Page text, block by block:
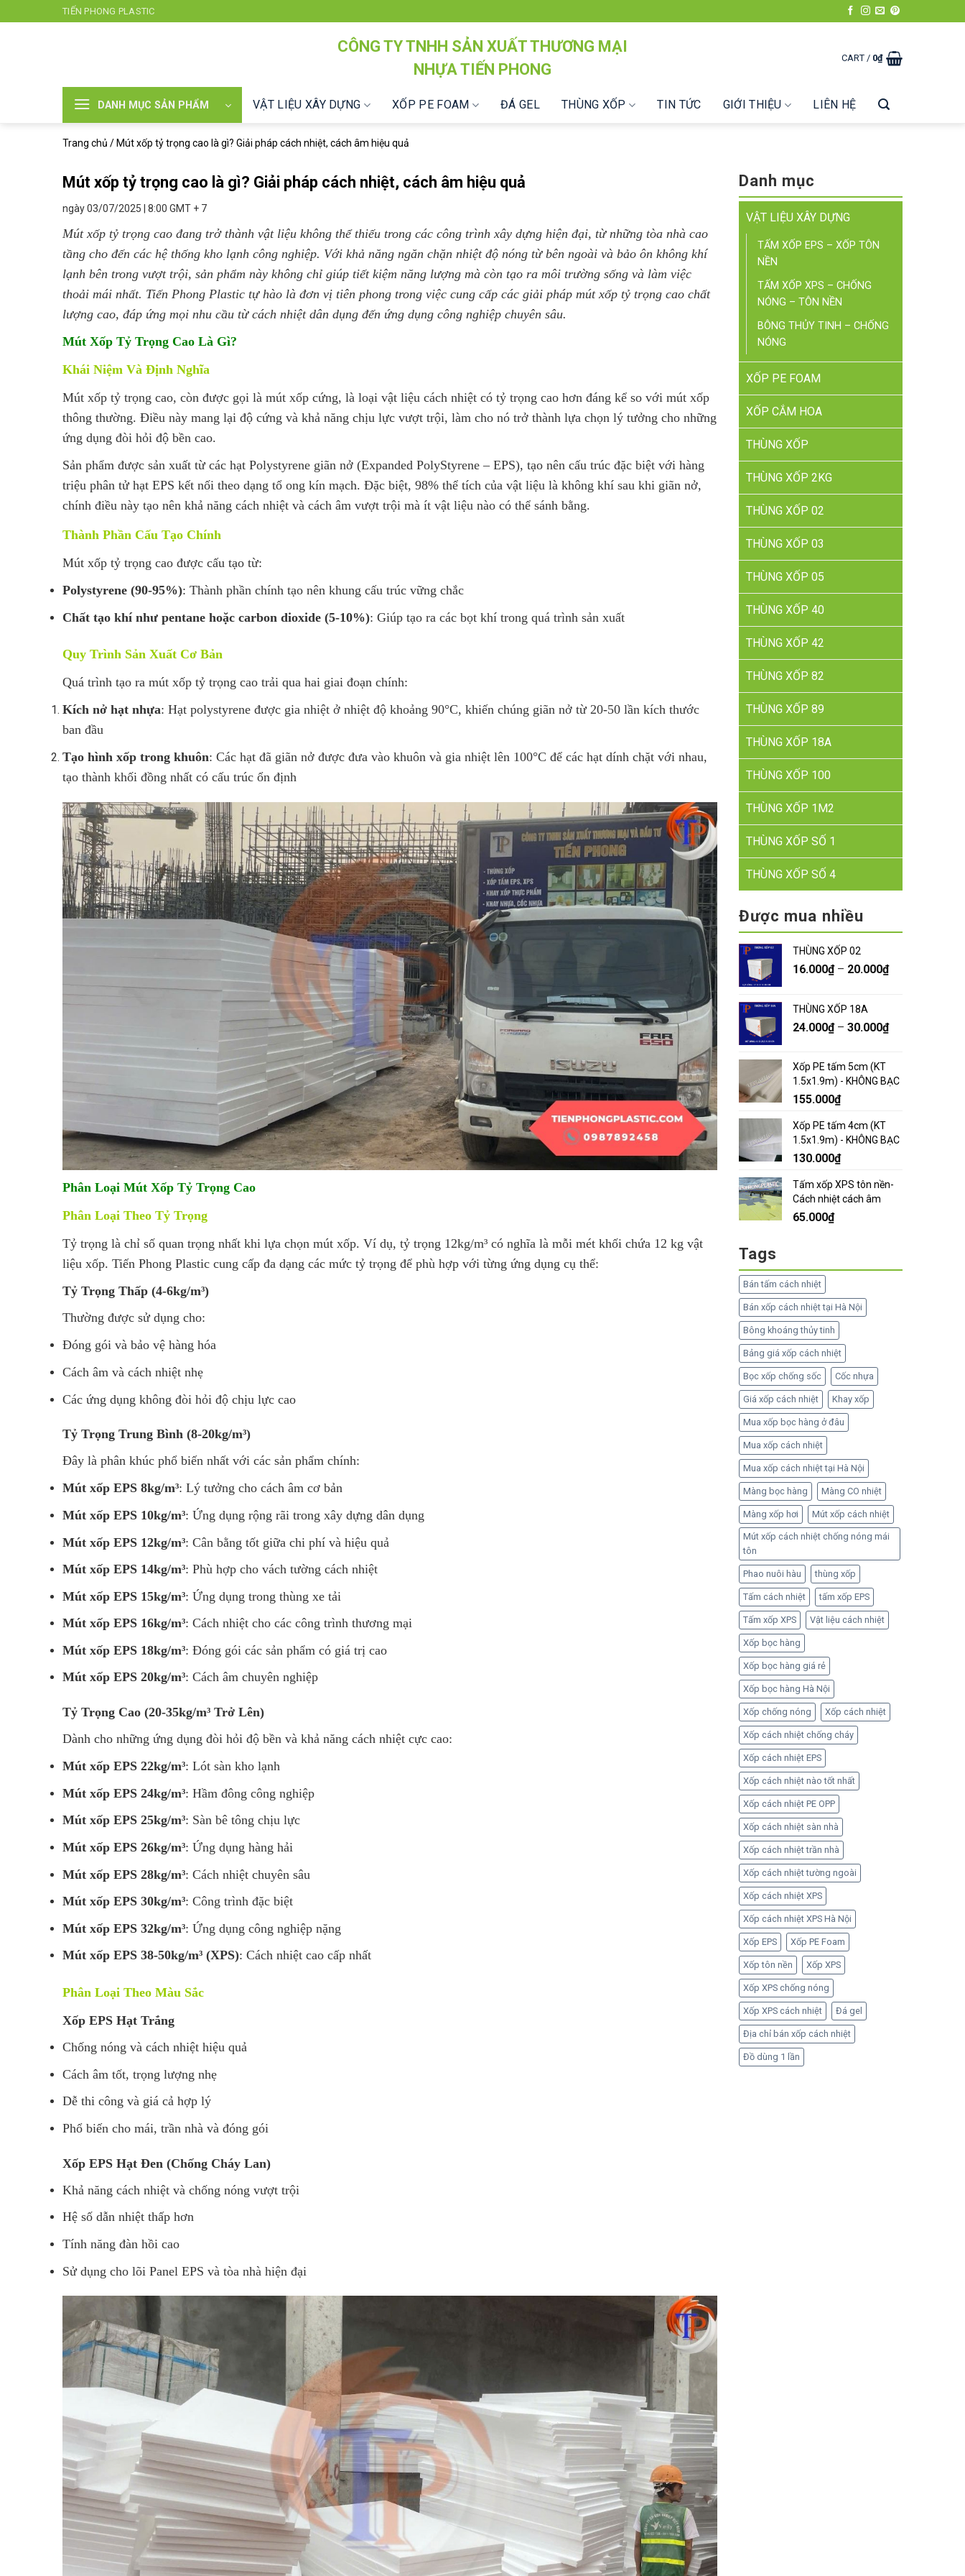
đến
TIẾN PHONG PLASTIC
CÔNG TY TNHH SẢN XUẤT THƯƠNG MẠI
NHỰA TIẾN PHONG
CART / 0₫
DANH MỤC SẢN PHẨM VẬT LIỆU XÂY DỰNG XỐP PE FOAM ĐÁ GEL THÙNG XỐP TIN TỨC GIỚI THIỆU LIÊN HỆ
Trang chủ / Mút xốp tỷ trọng cao là gì? Giải pháp cách nhiệt, cách âm hiệu quả
Mút xốp tỷ trọng cao là gì? Giải pháp cách nhiệt, cách âm hiệu quả
ngày 03/07/2025 | 8:00 GMT + 7
Mút xốp tỷ trọng cao đang trở thành vật liệu không thể thiếu trong các công trình xây dựng hiện đại, từ những tòa nhà cao
tầng cho đến các hệ thống kho lạnh công nghiệp. Với khả năng ngăn chặn nhiệt độ nóng từ bên ngoài và bảo ôn không khí
lạnh bên trong vượt trội, sản phẩm này không chỉ giúp tiết kiệm năng lượng mà còn tạo ra môi trường sống và làm việc
thoải mái nhất. Tiến Phong Plastic tự hào là đơn vị tiên phong trong việc cung cấp các giải pháp mút xốp tỷ trọng cao chất
lượng cao, đáp ứng mọi nhu cầu từ cách nhiệt dân dụng đến ứng dụng công nghiệp chuyên sâu.
Mút Xốp Tỷ Trọng Cao Là Gì?
Khái Niệm Và Định Nghĩa
Mút xốp tỷ trọng cao, còn được gọi là mút xốp cứng, là loại vật liệu cách nhiệt có tỷ trọng cao hơn đáng kể so với mút xốp
thông thường. Điều này mang lại độ cứng và khả năng chịu lực vượt trội, làm cho nó trở thành lựa chọn lý tưởng cho những
ứng dụng đòi hỏi độ bền cao.
Sản phẩm được sản xuất từ các hạt Polystyrene giãn nở (Expanded PolyStyrene – EPS), tạo nên cấu trúc đặc biệt với hàng
triệu phân tử hạt EPS kết nối theo dạng tổ ong kín mạch. Đặc biệt, 98% thể tích của vật liệu là không khí sau khi giãn nở,
chính điều này tạo nên khả năng cách nhiệt và cách âm vượt trội mà ít vật liệu nào có thể sánh bằng.
Thành Phần Cấu Tạo Chính
Mút xốp tỷ trọng cao được cấu tạo từ:
Polystyrene (90-95%): Thành phần chính tạo nên khung cấu trúc vững chắc
Chất tạo khí như pentane hoặc carbon dioxide (5-10%): Giúp tạo ra các bọt khí trong quá trình sản xuất
Quy Trình Sản Xuất Cơ Bản
Quá trình tạo ra mút xốp tỷ trọng cao trải qua hai giai đoạn chính:
Kích nở hạt nhựa: Hạt polystyrene được gia nhiệt ở nhiệt độ khoảng 90°C, khiến chúng giãn nở từ 20-50 lần kích thước
ban đầu
Tạo hình xốp trong khuôn: Các hạt đã giãn nở được đưa vào khuôn và gia nhiệt lên 100°C để các hạt dính chặt với nhau,
tạo thành khối đồng nhất có cấu trúc ổn định
Phân Loại Mút Xốp Tỷ Trọng Cao
Phân Loại Theo Tỷ Trọng
Tỷ trọng là chỉ số quan trọng nhất khi lựa chọn mút xốp. Ví dụ, tỷ trọng 12kg/m³ có nghĩa là mỗi mét khối chứa 12 kg vật
liệu xốp. Tiến Phong Plastic cung cấp đa dạng các mức tỷ trọng để phù hợp với từng ứng dụng cụ thể:
Tỷ Trọng Thấp (4-6kg/m³)
Thường được sử dụng cho:
Đóng gói và bảo vệ hàng hóa
Cách âm và cách nhiệt nhẹ
Các ứng dụng không đòi hỏi độ chịu lực cao
Tỷ Trọng Trung Bình (8-20kg/m³)
Đây là phân khúc phổ biến nhất với các sản phẩm chính:
Mút xốp EPS 8kg/m³: Lý tưởng cho cách âm cơ bản
Mút xốp EPS 10kg/m³: Ứng dụng rộng rãi trong xây dựng dân dụng
Mút xốp EPS 12kg/m³: Cân bằng tốt giữa chi phí và hiệu quả
Mút xốp EPS 14kg/m³: Phù hợp cho vách tường cách nhiệt
Mút xốp EPS 15kg/m³: Ứng dụng trong thùng xe tải
Mút xốp EPS 16kg/m³: Cách nhiệt cho các công trình thương mại
Mút xốp EPS 18kg/m³: Đóng gói các sản phẩm có giá trị cao
Mút xốp EPS 20kg/m³: Cách âm chuyên nghiệp
Tỷ Trọng Cao (20-35kg/m³ Trở Lên)
Dành cho những ứng dụng đòi hỏi độ bền và khả năng cách nhiệt cực cao:
Mút xốp EPS 22kg/m³: Lót sàn kho lạnh
Mút xốp EPS 24kg/m³: Hầm đông công nghiệp
Mút xốp EPS 25kg/m³: Sàn bê tông chịu lực
Mút xốp EPS 26kg/m³: Ứng dụng hàng hải
Mút xốp EPS 28kg/m³: Cách nhiệt chuyên sâu
Mút xốp EPS 30kg/m³: Công trình đặc biệt
Mút xốp EPS 32kg/m³: Ứng dụng công nghiệp nặng
Mút xốp EPS 38-50kg/m³ (XPS): Cách nhiệt cao cấp nhất
Phân Loại Theo Màu Sắc
Xốp EPS Hạt Trắng
Chống nóng và cách nhiệt hiệu quả
Cách âm tốt, trọng lượng nhẹ
Dễ thi công và giá cả hợp lý
Phổ biến cho mái, trần nhà và đóng gói
Xốp EPS Hạt Đen (Chống Cháy Lan)
Khả năng cách nhiệt và chống nóng vượt trội
Hệ số dẫn nhiệt thấp hơn
Tính năng đàn hồi cao
Sử dụng cho lõi Panel EPS và tòa nhà hiện đại
Danh mục
VẬT LIỆU XÂY DỰNG
TẤM XỐP EPS – XỐP TÔN
NỀN
TẤM XỐP XPS – CHỐNG
NÓNG – TÔN NỀN
BÔNG THỦY TINH – CHỐNG
NÓNG
XỐP PE FOAM
XỐP CẮM HOA
THÙNG XỐP
THÙNG XỐP 2KG
THÙNG XỐP 02
THÙNG XỐP 03
THÙNG XỐP 05
THÙNG XỐP 40
THÙNG XỐP 42
THÙNG XỐP 82
THÙNG XỐP 89
THÙNG XỐP 18A
THÙNG XỐP 100
THÙNG XỐP 1M2
THÙNG XỐP SỐ 1
THÙNG XỐP SỐ 4
Được mua nhiều
THÙNG XỐP 02
16.000₫– 20.000₫
THÙNG XỐP 18A
24.000₫– 30.000₫
Xốp PE tấm 5cm (KT
1.5x1.9m) - KHÔNG BẠC
155.000₫
Xốp PE tấm 4cm (KT
1.5x1.9m) - KHÔNG BẠC
130.000₫
Tấm xốp XPS tôn nền-
Cách nhiệt cách âm
65.000₫
Tags
Bán tấm cách nhiệt
Bán xốp cách nhiệt tại Hà Nội
Bông khoáng thủy tinh
Bảng giá xốp cách nhiệt
Bọc xốp chống sốc Cốc nhựa
Giá xốp cách nhiệt Khay xốp
Mua xốp bọc hàng ở đâu
Mua xốp cách nhiệt
Mua xốp cách nhiệt tại Hà Nội
Màng bọc hàng Màng CO nhiệt
Màng xốp hơi Mút xốp cách nhiệt
Mút xốp cách nhiệt chống nóng mái
tôn
Phao nuôi hàu thùng xốp
Tấm cách nhiệt tấm xốp EPS
Tấm xốp XPS Vật liệu cách nhiệt
Xốp bọc hàng
Xốp bọc hàng giá rẻ
Xốp bọc hàng Hà Nội
Xốp chống nóng Xốp cách nhiệt
Xốp cách nhiệt chống cháy
Xốp cách nhiệt EPS
Xốp cách nhiệt nào tốt nhất
Xốp cách nhiệt PE OPP
Xốp cách nhiệt sàn nhà
Xốp cách nhiệt trần nhà
Xốp cách nhiệt tường ngoài
Xốp cách nhiệt XPS
Xốp cách nhiệt XPS Hà Nội
Xốp EPS Xốp PE Foam
Xốp tôn nền Xốp XPS
Xốp XPS chống nóng
Xốp XPS cách nhiệt Đá gel
Địa chỉ bán xốp cách nhiệt
Đồ dùng 1 lần